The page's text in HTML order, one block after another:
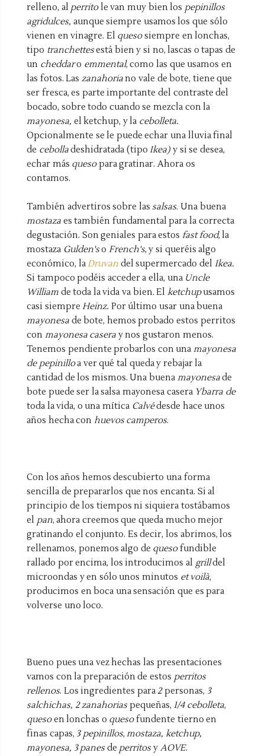
relleno, al perritole van muy bien los pepinillos
agridulces, aunque siempre usamos los que sólo
vienen en vinagre. El quesosiempre en lonchas,
tipo tranchettesestá bien y si no, lascas o tapas de
un cheddaro emmental, como las que usamos en
las fotos. Las zanahoriano vale de bote, tiene que
ser fresca, es parte importante del contraste del
bocado, sobre todo cuando se mezcla con la
mayonesa, el ketchup, y la cebolleta.
Opcionalmente se le puede echar una lluvia final
de cebolladeshidratada (tipo Ikea)y si se desea,
echar más quesopara gratinar. Ahora os
contamos.
También advertiros sobre las salsas. Una buena
mostaza es también fundamental para la correcta
degustación. Son geniales para estosfast food, la
mostaza Gulden'so French's, y si queréis algo
económico, laDruvan del supermercado del Ikea.
Si tampoco podéis acceder a ella, una Uncle
William de toda la vida va bien. El ketchupusamos
casi siempreHeinz. Por último usar una buena
mayonesa de bote, hemos probado estos perritos
con mayonesa casera y nos gustaron menos.
Tenemos pendiente probarlos con unamayonesa
de pepinilloa ver qué tal queda y rebajar la
cantidad de los mismos. Una buena mayonesade
bote puede ser la salsa mayonesa casera Ybarra de
toda la vida, o una mítica Calvédesde hace unos
años hecha con huevos camperos.
Con los años hemos descubierto una forma
sencilla de prepararlos que nos encanta. Si al
principio de los tiempos ni siquiera tostábamos
el pan, ahora creemos que queda mucho mejor
gratinando el conjunto. Es decir, los abrimos, los
rellenamos, ponemos algo de quesofundible
rallado por encima, los introducimos al grilldel
microondas y en sólo unos minutos et voilà,
producimos en boca una sensación que es para
volverse uno loco.
Bueno pues una vez hechas las presentaciones
vamos con la preparación de estos perritos
rellenos. Los ingredientes para2personas, 3
salchichas, 2 zanahoriaspequeñas, 1/4 cebolleta,
quesoen lonchas o quesofundente tierno en
finas capas, 3 pepinillos,mostaza, ketchup,
mayonesa, 3 panesde perritosy AOVE.